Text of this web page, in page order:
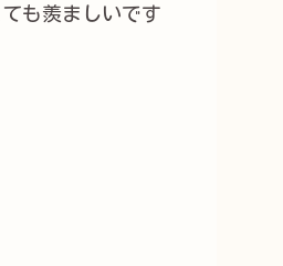
も羨ましいです